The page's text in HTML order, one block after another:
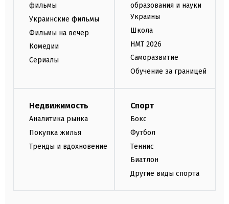
фильмы
Украинские фильмы
Фильмы на вечер
Комедии
Сериалы
образования и науки
Украины
Школа
НМТ 2026
Саморазвитие
Обучение за границей
Недвижимость
Аналитика рынка
Покупка жилья
Тренды и вдохновение
Спорт
Бокс
Футбол
Теннис
Биатлон
Другие виды спорта